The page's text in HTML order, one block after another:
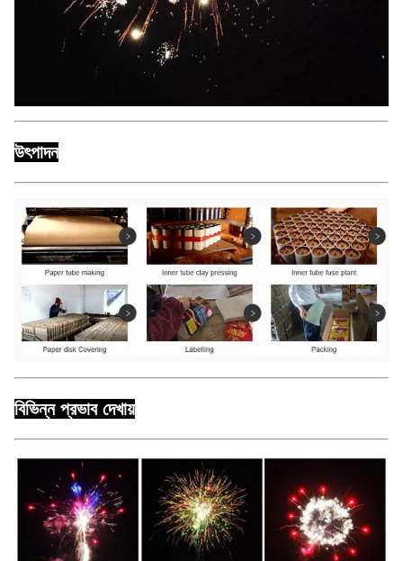
উৎপাদন
বিভিন্ন প্রভাব দেখায়